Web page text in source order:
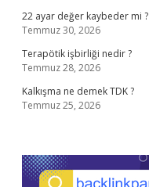
22 ayar değer kaybeder mi ?
Temmuz 30, 2026
Terapötik işbirliği nedir ?
Temmuz 28, 2026
Kalkışma ne demek TDK ?
Temmuz 25, 2026